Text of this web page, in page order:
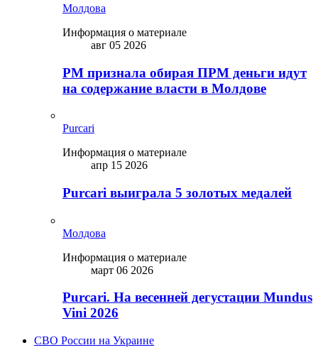
Молдова
Информация о материале
авг 05 2026
PM признала обирая ПРМ деньги идут
на содержание власти в Молдове
Purcari
Информация о материале
апр 15 2026
Purcari выиграла 5 золотых медалей
Молдова
Информация о материале
март 06 2026
Purcari. На весенней дегустации Mundus
Vini 2026
СВО России на Украине